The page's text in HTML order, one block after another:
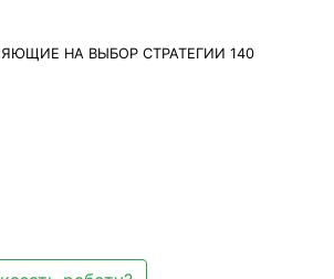
НА ВЫБОР СТРАТЕГИИ 140